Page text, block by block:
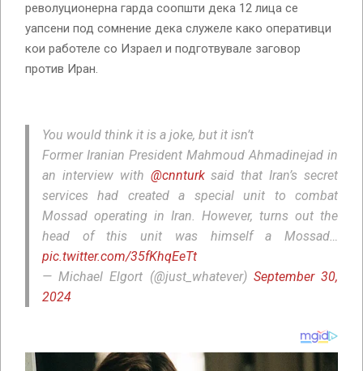
револуционерна гарда соопшти дека 12 лица се
уапсени под сомнение дека служеле како оперативци
кои работеле со Израел и подготвувале заговор
против Иран.
You would think it is a joke, but it isn’t
Former Iranian President Mahmoud Ahmadinejad in
an interview with @cnnturksaid that Iran’s secret
services had created a special unit to combat
Mossad operating in Iran. However, turns out the
head of this unit was himself a Mossad…
pic.twitter.com/35fKhqEeTt
— Michael Elgort (@just_whatever) September 30,
2024